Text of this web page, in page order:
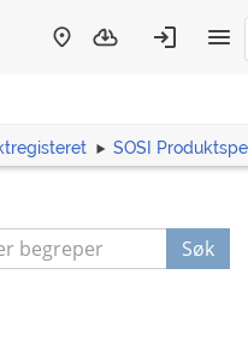
SOSI
Søk